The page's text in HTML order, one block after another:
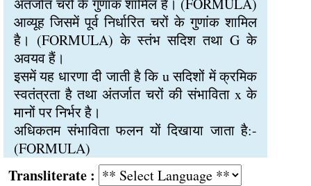
अंतर्जात चरों के गुणांक शामिल है। (FORMULA)
आव्यूह जिसमें पूर्व निर्धारित चरों के गुणांक शामिल
है। (FORMULA) के स्तंभ सदिश तथा G के
अवयव हैं।
इसमें यह धारणा दी जाती है कि u सदिशों में क्रमिक
स्वतंत्रता है तथा अंतर्जात चरों की संभाविता x के
मानों पर निर्भर है।
अधिकतम संभाविता फलन यों दिखाया जाता है:-
(FORMULA)
: